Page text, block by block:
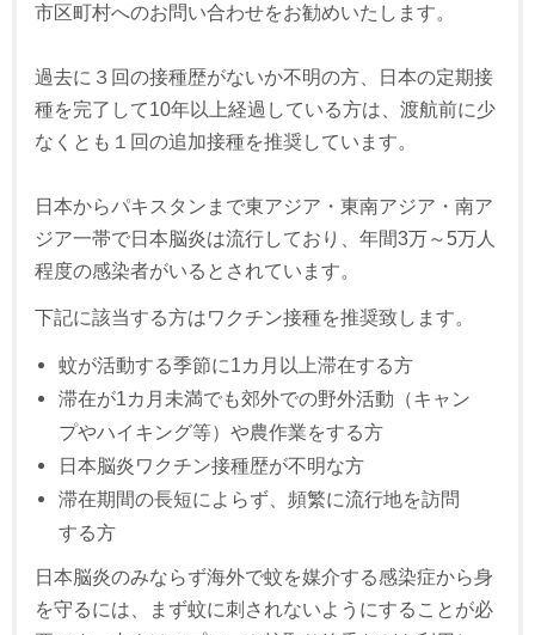
市区町村へのお問い合わせをお勧めいたします。
過去に３回の接種歴がないか不明の方、日本の定期接
種を完了して10年以上経過している方は、渡航前に少
なくとも１回の追加接種を推奨しています。
日本からパキスタンまで東アジア・東南アジア・南ア
ジア一帯で日本脳炎は流行しており、年間3万～5万人
程度の感染者がいるとされています。
下記に該当する方はワクチン接種を推奨致します。
蚊が活動する季節に1カ月以上滞在する方
滞在が1カ月未満でも郊外での野外活動（キャン
プやハイキング等）や農作業をする方
日本脳炎ワクチン接種歴が不明な方
滞在期間の長短によらず、頻繁に流行地を訪問
する方
日本脳炎のみならず海外で蚊を媒介する感染症から身
を守るには、まず蚊に刺されないようにすることが必